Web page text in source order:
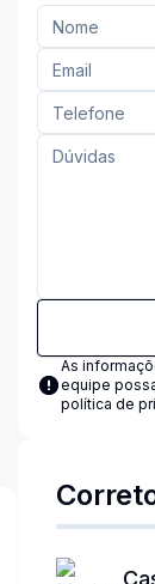
As
equipe
política de